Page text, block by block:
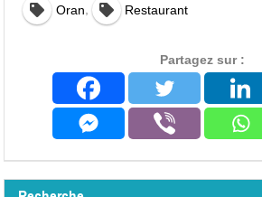
Oran , Restaurant
Partagez sur :